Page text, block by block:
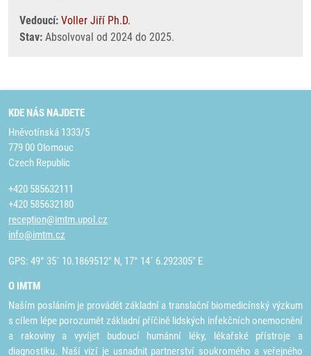
Vedoucí: Voller Jiří Ph.D.
Stav: Absolvoval od 2024 do 2025.
KDE NÁS NAJDETE
Hněvotínská 1333/5
779 00 Olomouc
Czech Republic
+420 585632111
+420 585632180
reception@imtm.upol.cz
info@imtm.cz
GPS: 49° 35´ 10.1869512" N, 17° 14´ 6.292305" E
O IMTM
Naším posláním je provádět základní a translační biomedicínský výzkum
s cílem lépe porozumět základní příčině lidských infekčních onemocnění
a rakoviny a vyvíjet budoucí humánní léky, lékařské přístroje a
diagnostiku. Naší vizí je usnadnit partnerství soukromého a veřejného